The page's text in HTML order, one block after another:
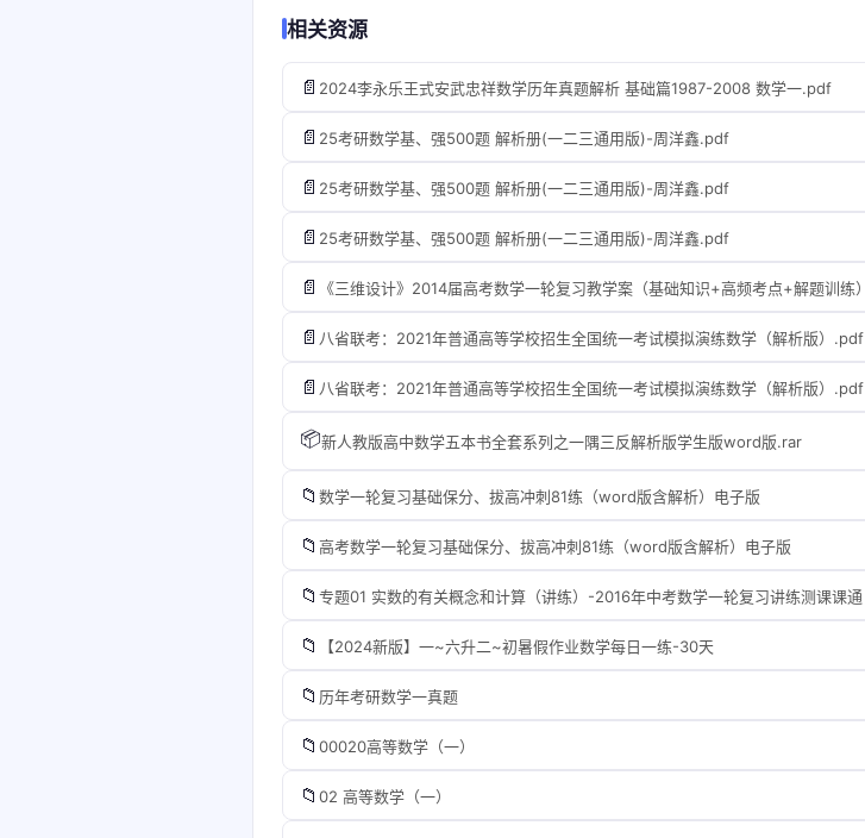
相关资源
📄 2024李永乐王式安武忠祥数学历年真题解析 基础篇1987-2008 数学一.pdf
📄 25考研数学基、强500题 解析册(一二三通用版)-周洋鑫.pdf
📄 25考研数学基、强500题 解析册(一二三通用版)-周洋鑫.pdf
📄 25考研数学基、强500题 解析册(一二三通用版)-周洋鑫.pdf
📄
📄 八省联考：2021年普通高等学校招生全国统一考试模拟演练数学（解析版）.pdf
📄 八省联考：2021年普通高等学校招生全国统一考试模拟演练数学（解析版）.pdf
📦新人教版高中数学五本书全套系列之一隅三反解析版学生版word版.rar
📁 数学一轮复习基础保分、拔高冲刺81练（word版含解析）电子版
📁 高考数学一轮复习基础保分、拔高冲刺81练（word版含解析）电子版
📁
📁 【2024新版】一~六升二~初暑假作业数学每日一练-30天
📁 历年考研数学一真题
📁 00020高等数学（一）
📁 02 高等数学（一）